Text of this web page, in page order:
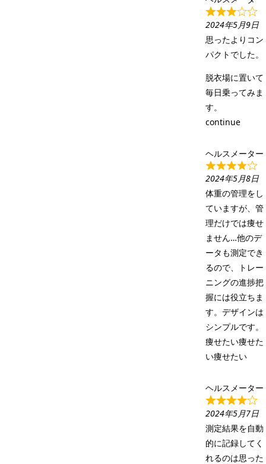
2024年5月9日
思ったよりコン
パクトでした。
脱衣場に置いて
毎日乗ってみま
す。
continue
ヘルスメーター
2024年5月8日
体重の管理をし
ていますが、管
理だけでは痩せ
ません…他のデ
ータも測定でき
るので、トレー
ニングの進捗把
握には役立ちま
す。デザインは
シンプルです。
痩せたい痩せた
い痩せたい
ヘルスメーター
2024年5月7日
測定結果を自動
的に記録してく
れるのは思った